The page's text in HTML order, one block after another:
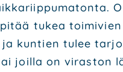
tukea
kun­tien tulee
joil­la on viras­ton